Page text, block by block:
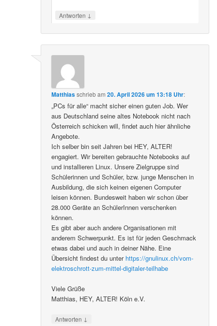
Antworten ↓
Matthiasschriebam20. April 2026 um 13:18 Uhr:
„PCs für alle“ macht sicher einen guten Job. Wer
aus Deutschland seine altes Notebook nicht nach
Österreich schicken will, findet auch hier ähnliche
Angebote.
Ich selber bin seit Jahren bei HEY, ALTER!
engagiert. Wir bereiten gebrauchte Notebooks auf
und installieren Linux. Unsere Zielgruppe sind
Schülerinnen und Schüler, bzw. junge Menschen in
Ausbildung, die sich keinen eigenen Computer
leisen können. Bundesweit haben wir schon über
28.000 Geräte an SchülerInnen verschenken
können.
Es gibt aber auch andere Organisationen mit
anderem Schwerpunkt. Es ist für jeden Geschmack
etwas dabei und auch in deiner Nähe. Eine
Übersicht findest du unter https://gnulinux.ch/vom-
elektroschrott-zum-mittel-digitaler-teilhabe
Viele Grüße
Matthias, HEY, ALTER! Köln e.V.
Antworten ↓